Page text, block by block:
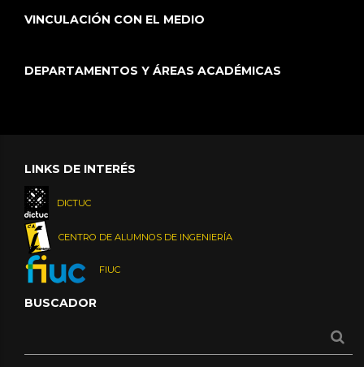
VINCULACIÓN CON EL MEDIO
DEPARTAMENTOS Y ÁREAS ACADÉMICAS
LINKS DE INTERÉS
DICTUC
CENTRO DE ALUMNOS DE INGENIERÍA
FIUC
BUSCADOR